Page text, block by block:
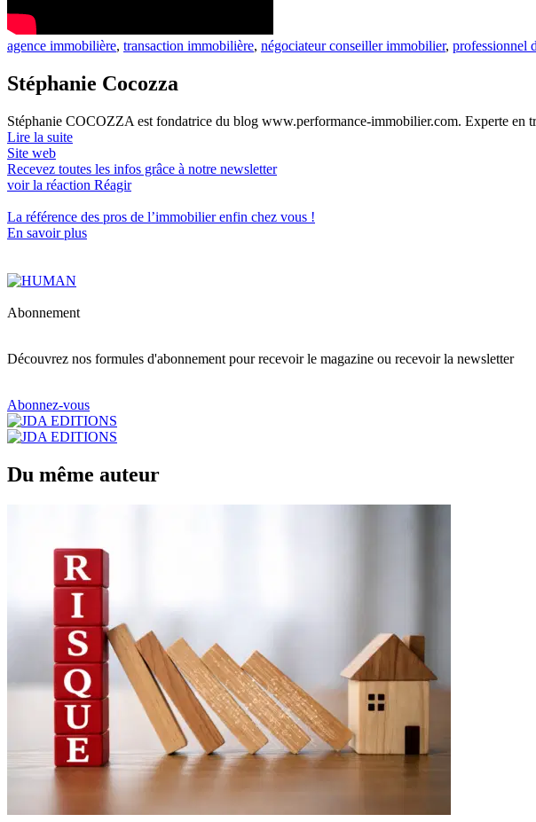
agence immobilière, transaction immobilière, négociateur conseiller immobilier, professionnel
Stéphanie Cocozza
Stéphanie COCOZZA est fondatrice du blog www.performance-immobilier.com. Experte en
Lire la suite
Site web
Recevez toutes les infos grâce à notre newsletter
voir la réaction Réagir
La référence des pros de l’immobilierenfin chez vous !
En savoir plus
Abonnement
Découvrez nos formules d'abonnement pour recevoir le magazine ou recevoir la newsletter
Abonnez-vous
Du même auteur